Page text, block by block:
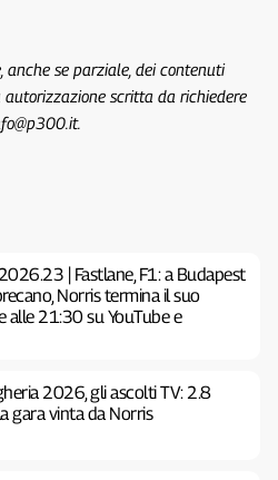
anche se parziale, dei contenuti
scritta da richiedere
| Fastlane, F1: a Budapest
Norris termina il suo
alle 21:30 su YouTube e
2026, gli ascolti TV: 2.8
gara vinta da Norris